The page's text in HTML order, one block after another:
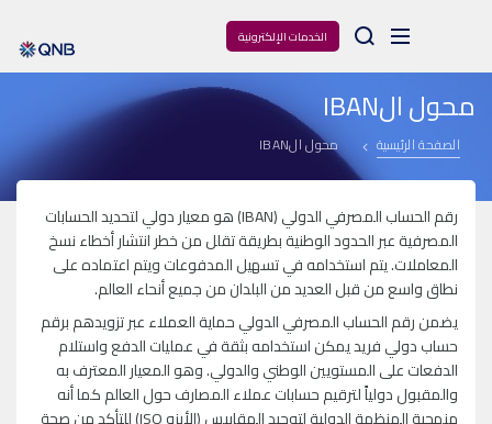
الخدمات الإلكترونية Arama
محول الIBAN
الصفحة الرئيسية محول الIBAN
رقم الحساب المصرفي الدولي (IBAN) هو معيار دولي لتحديد الحسابات
المصرفية عبر الحدود الوطنية بطريقة تقلل من خطر انتشار أخطاء نسخ
المعاملات. يتم استخدامه في تسهيل المدفوعات ويتم اعتماده على
نطاق واسع من قبل العديد من البلدان من جميع أنحاء العالم.
يضمن رقم الحساب المصرفي الدولي حماية العملاء عبر تزويدهم برقم
حساب دولي فريد يمكن استخدامه بثقة في عمليات الدفع واستلام
الدفعات على المستويين الوطني والدولي. وهو المعيار المعترف به
والمقبول دولياً لترقيم حسابات عملاء المصارف حول العالم كما أنه
منهجية المنظمة الدولية لتوحيد المقاييس (الأيزو ISO) للتأكد من صحة